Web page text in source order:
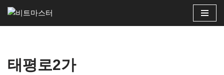
콘
로
태평로2가